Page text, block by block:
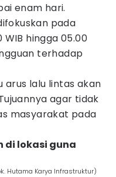
enam hari.
pada
hingga 05.00
terhadap
arus lalu lintas akan
agar tidak
masyarakat pada
di lokasi guna
Hutama Karya Infrastruktur)